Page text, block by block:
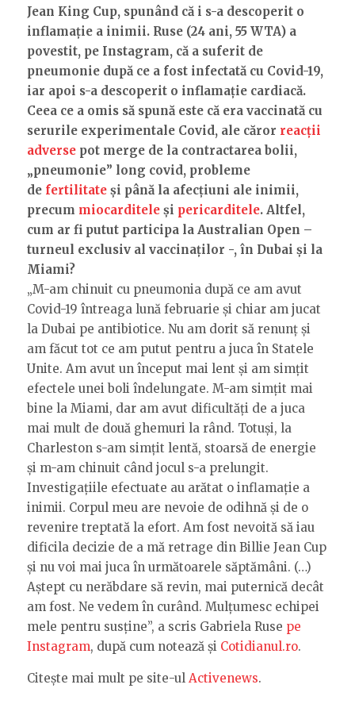
Jean King Cup, spunând că i s-a descoperit o
inflamație a inimii. Ruse (24 ani, 55 WTA) a
povestit, pe Instagram, că a suferit de
pneumonie după ce a fost infectată cu Covid-19,
iar apoi s-a descoperit o inflamație cardiacă.
Ceea ce a omis să spună este că era vaccinată cu
serurile experimentale Covid, ale căror reacții
adverse pot merge de la contractarea bolii,
„pneumonie” long covid, probleme
de fertilitate și până la afecțiuni ale inimii,
precum miocarditele și pericarditele. Altfel,
cum ar fi putut participa la Australian Open –
turneul exclusiv al vaccinaților -, în Dubai și la
Miami?
„M-am chinuit cu pneumonia după ce am avut
Covid-19 întreaga lună februarie și chiar am jucat
la Dubai pe antibiotice. Nu am dorit să renunț și
am făcut tot ce am putut pentru a juca în Statele
Unite. Am avut un început mai lent și am simțit
efectele unei boli îndelungate. M-am simțit mai
bine la Miami, dar am avut dificultăți de a juca
mai mult de două ghemuri la rând. Totuși, la
Charleston s-am simțit lentă, stoarsă de energie
și m-am chinuit când jocul s-a prelungit.
Investigațiile efectuate au arătat o inflamație a
inimii. Corpul meu are nevoie de odihnă și de o
revenire treptată la efort. Am fost nevoită să iau
dificila decizie de a mă retrage din Billie Jean Cup
și nu voi mai juca în următoarele săptămâni. (…)
Aștept cu nerăbdare să revin, mai puternică decât
am fost. Ne vedem în curând. Mulțumesc echipei
mele pentru susține”, a scris Gabriela Ruse pe
Instagram, după cum notează și Cotidianul.ro.
Citește mai mult pe site-ul Activenews.